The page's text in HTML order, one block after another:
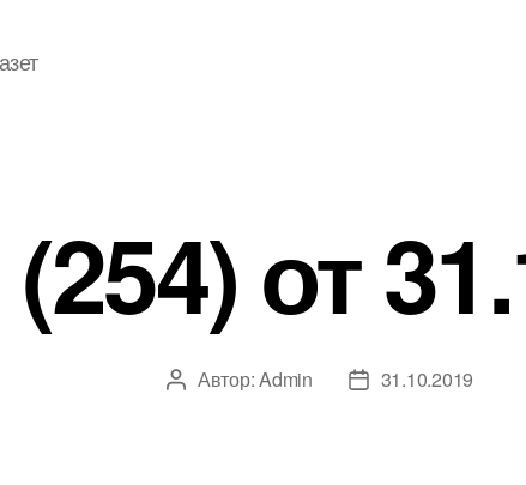
от
Автор
Автор:Admin
Дата31.10.2019